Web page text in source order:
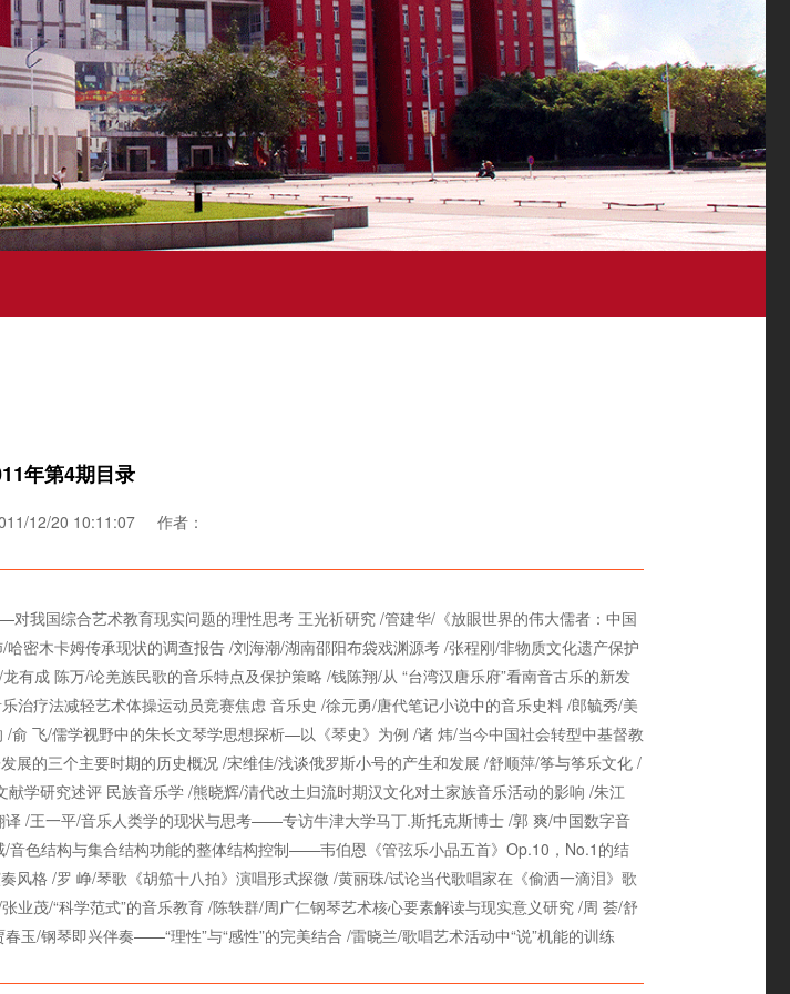
年第4期目录
12/20 10:11:07 作者：
我国综合艺术教育现实问题的理性思考 王光祈研究 /管建华/《放眼世界的伟大儒者：中国
木卡姆传承现状的调查报告 /刘海潮/湖南邵阳布袋戏渊源考 /张程刚/非物质文化遗产保护
成 陈万/论羌族民歌的音乐特点及保护策略 /钱陈翔/从 “台湾汉唐乐府”看南音古乐的新发
治疗法减轻艺术体操运动员竞赛焦虑 音乐史 /徐元勇/唐代笔记小说中的音乐史料 /郎毓秀/美
飞/儒学视野中的朱长文琴学思想探析—以《琴史》为例 /诸 炜/当今中国社会转型中基督教
的三个主要时期的历史概况 /宋维佳/浅谈俄罗斯小号的产生和发展 /舒顺萍/筝与筝乐文化 /
学研究述评 民族音乐学 /熊晓辉/清代改土归流时期汉文化对土家族音乐活动的影响 /朱江
/王一平/音乐人类学的现状与思考——专访牛津大学马丁.斯托克斯博士 /郭 爽/中国数字音
音色结构与集合结构功能的整体结构控制——韦伯恩《管弦乐小品五首》Op.10，No.1的结
格 /罗 峥/琴歌《胡笳十八拍》演唱形式探微 /黄丽珠/试论当代歌唱家在《偷洒一滴泪》歌
茂/“科学范式”的音乐教育 /陈轶群/周广仁钢琴艺术核心要素解读与现实意义研究 /周 荟/舒
玉/钢琴即兴伴奏——“理性”与“感性”的完美结合 /雷晓兰/歌唱艺术活动中“说”机能的训练